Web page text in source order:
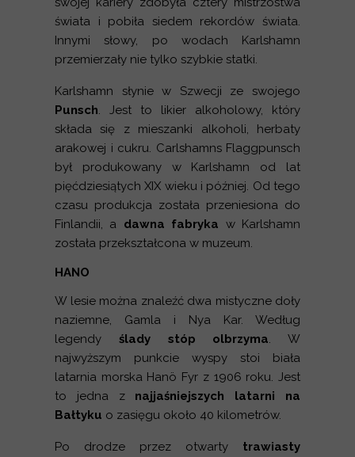
świata i pobiła siedem rekordów świata.
Innymi słowy, po wodach Karlshamn
przemierzały nie tylko szybkie statki.
Karlshamn słynie w Szwecji ze swojego
Punsch. Jest to likier alkoholowy, który
składa się z mieszanki alkoholi, herbaty
arakowej i cukru. Carlshamns Flaggpunsch
był produkowany w Karlshamn od lat
pięćdziesiątych XIX wieku i później. Od tego
czasu produkcja została przeniesiona do
Finlandii, a dawna fabryka w Karlshamn
została przekształcona w muzeum.
HANO
W lesie można znaleźć dwa mistyczne doły
naziemne, Gamla i Nya Kar. Według
legendy ślady stóp olbrzyma. W
najwyższym punkcie wyspy stoi biała
latarnia morska Hanö Fyr z 1906 roku. Jest
to jedna z najjaśniejszych latarni na
Bałtyku o zasięgu około 40 kilometrów.
Po drodze przez otwarty trawiasty